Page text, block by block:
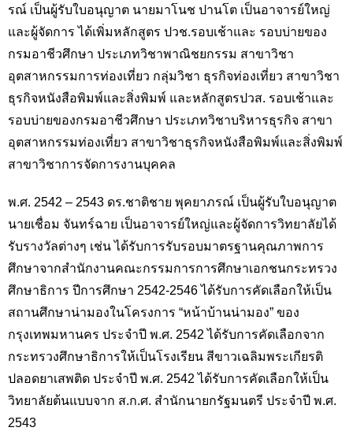
รณ์ เป็นผู้รับใบอนุญาต นายมาโนช ปานโต เป็นอาจารย์ใหญ่
และผู้จัดการ ได้เพิ่มหลักสูตร ปวช.รอบเช้าและ รอบบ่ายของ
กรมอาชีวศึกษา ประเภทวิชาพาณิชยกรรม สาขาวิชา
อุตสาหกรรมการท่องเที่ยว กลุ่มวิชา ธุรกิจท่องเที่ยว สาขาวิชา
ธุรกิจหนังสือพิมพ์และสิ่งพิมพ์ และหลักสูตรปวส. รอบเช้าและ
รอบบ่ายของกรมอาชีวศึกษา ประเภทวิชาบริหารธุรกิจ สาขา
อุตสาหกรรมท่องเที่ยว สาขาวิชาธุรกิจหนังสือพิมพ์และสิ่งพิมพ์
สาขาวิชาการจัดการงานบุคคล
พ.ศ. 2542 – 2543 ดร.ชาติชาย พุคยาภรณ์ เป็นผู้รับใบอนุญาต
นายเชื่อม จันทร์ฉาย เป็นอาจารย์ใหญ่และผู้จัดการวิทยาลัยได้
รับรางวัลต่างๆ เช่น ได้รับการรับรอบมาตรฐานคุณภาพการ
ศึกษาจากสำนักงานคณะกรรมการการศึกษาเอกชนกระทรวง
ศึกษาธิการ ปีการศึกษา 2542-2546 ได้รับการคัดเลือกให้เป็น
สถานศึกษาน่ามองในโครงการ “หน้าบ้านน่ามอง” ของ
กรุงเทพมหานคร ประจำปี พ.ศ. 2542 ได้รับการคัดเลือกจาก
กระทรวงศึกษาธิการให้เป็นโรงเรียน สีขาวเฉลิมพระเกียรติ
ปลอดยาเสพติด ประจำปี พ.ศ. 2542 ได้รับการคัดเลือกให้เป็น
วิทยาลัยต้นแบบจาก ส.ก.ศ. สำนักนายกรัฐมนตรี ประจำปี พ.ศ.
2543